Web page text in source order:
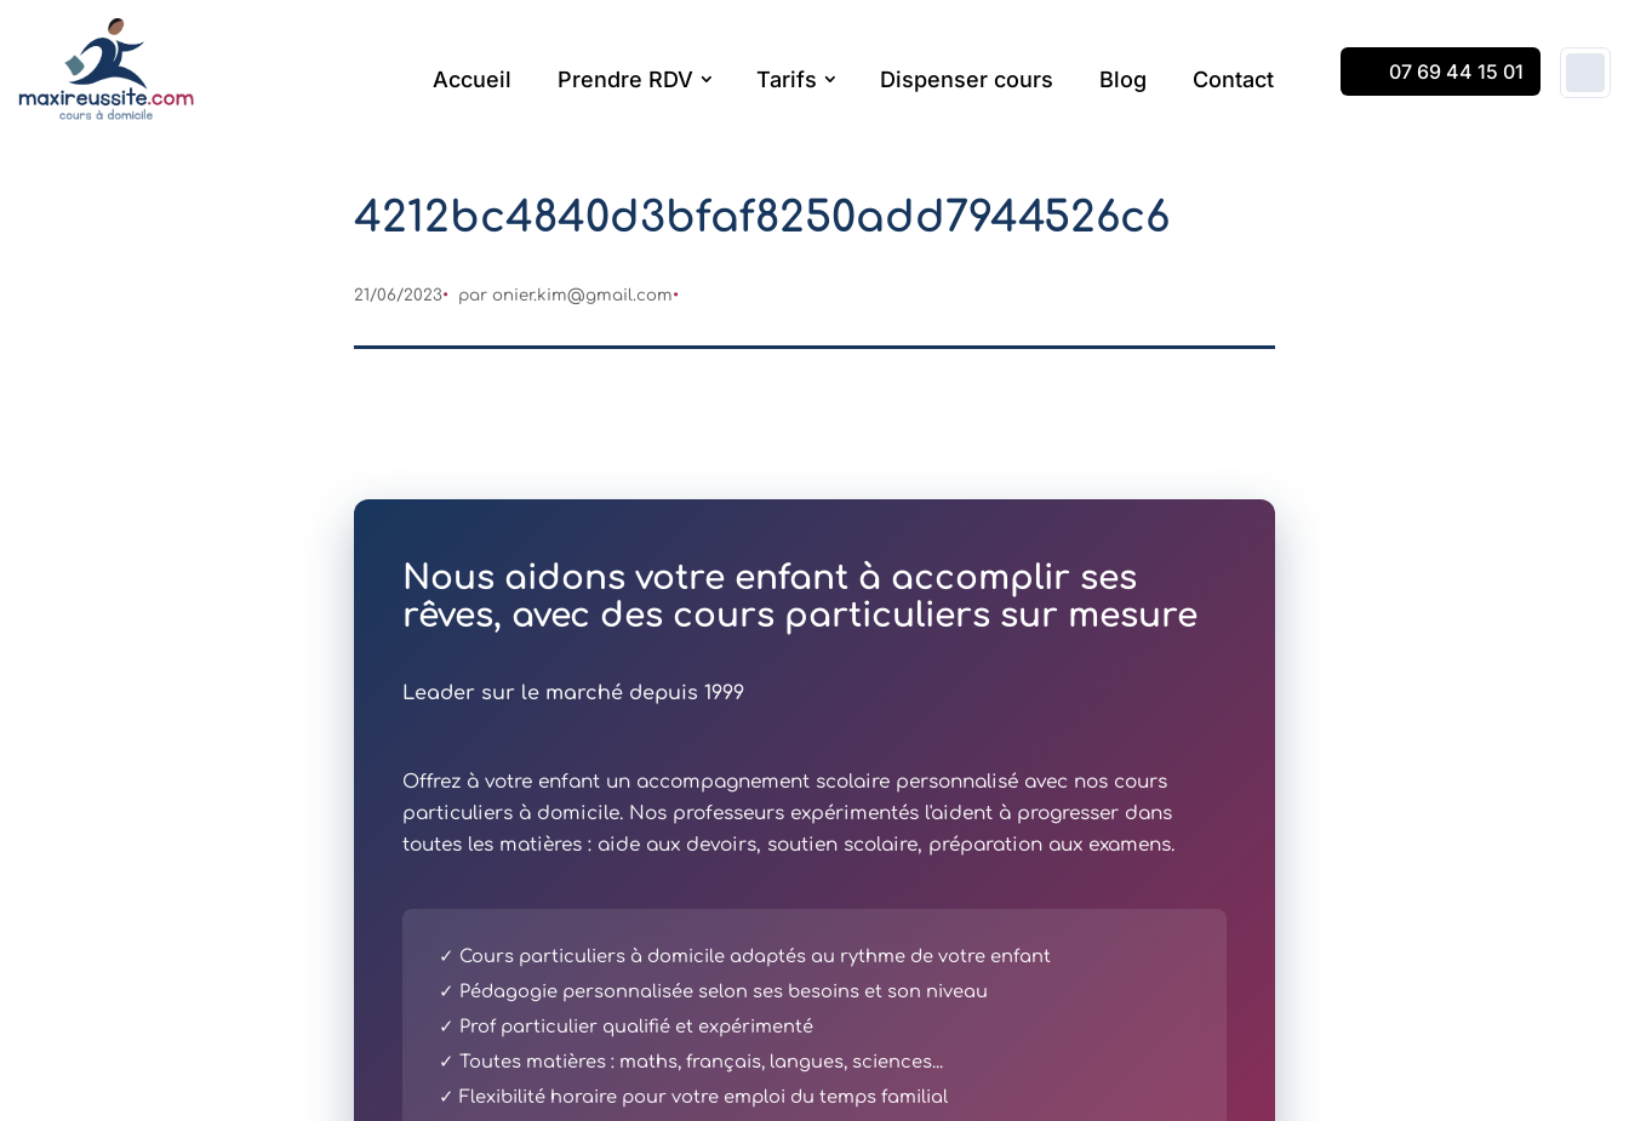
Accueil Prendre RDV Tarifs Dispenser cours Blog Contact 07 69 44 15 01
4212bc4840d3bfaf8250add7944526c6
21/06/2023 par onier.kim@gmail.com
Nous aidons votre enfant à accomplir ses
rêves, avec des cours particuliers sur mesure
Leader sur le marché depuis 1999
Offrez à votre enfant un accompagnement scolaire personnalisé avec nos cours
particuliers à domicile. Nos professeurs expérimentés l'aident à progresser dans
toutes les matières : aide aux devoirs, soutien scolaire, préparation aux examens.
✓ Cours particuliers à domicile adaptés au rythme de votre enfant
✓ Pédagogie personnalisée selon ses besoins et son niveau
✓ Prof particulier qualifié et expérimenté
✓ Toutes matières : maths, français, langues, sciences...
✓ Flexibilité horaire pour votre emploi du temps familial